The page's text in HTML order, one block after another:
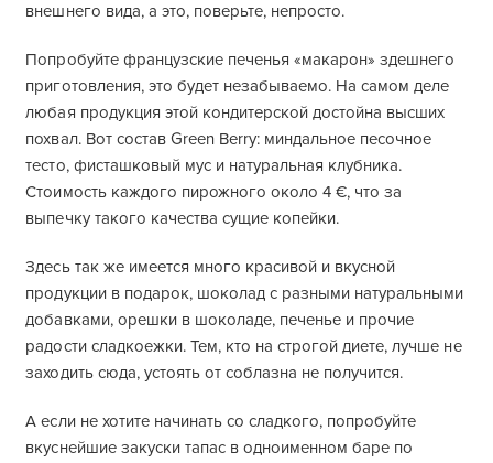
внешнего вида, а это, поверьте, непросто.
Попробуйте французские печенья «макарон» здешнего
приготовления, это будет незабываемо. На самом деле
любая продукция этой кондитерской достойна высших
похвал. Вот состав Green Berry: миндальное песочное
тесто, фисташковый мус и натуральная клубника.
Стоимость каждого пирожного около 4 €, что за
выпечку такого качества сущие копейки.
Здесь так же имеется много красивой и вкусной
продукции в подарок, шоколад с разными натуральными
добавками, орешки в шоколаде, печенье и прочие
радости сладкоежки. Тем, кто на строгой диете, лучше не
заходить сюда, устоять от соблазна не получится.
А если не хотите начинать со сладкого, попробуйте
вкуснейшие закуски тапас в одноименном баре по